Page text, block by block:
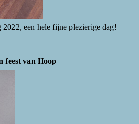
2022, een hele fijne plezierige dag!
feest van Hoop